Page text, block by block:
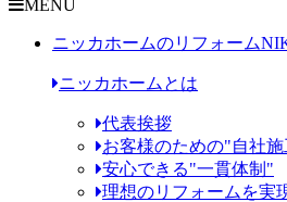
MENU
ニッカホームのリフォーム
ニッカホームとは
代表挨拶
お客様のための"自社
安心できる"一貫体制"
理想のリフォームを実